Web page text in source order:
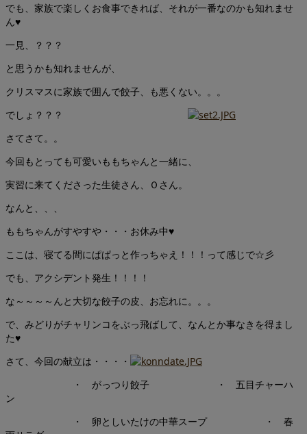
でも、家族で楽しくお食事できれば、それが一番なのかも知れませ
ん♥
一見、？？？
と思うかも知れませんが、
クリスマスに家族で囲んで餃子、も悪くない。。。
でしょ？？？
さてさて。。
今回もとっても可愛いももちゃんと一緒に、
実習に来てくださった生徒さん、Ｏさん。
なんと、、、
ももちゃんがすやすや・・・お休み中♥
ここは、寝てる間にぱぱっと作っちゃえ！！！って感じで☆彡
でも、アクシデント発生！！！！
な～～～～んと大切な餃子の皮、お忘れに。。。
で、みどりがチャリンコをぶっ飛ばして、なんとか事なきを得まし
た♥
さて、今回の献立は・・・・
・ がっつり餃子 ・ 五目チャーハ
ン
・ 卵としいたけの中華スープ ・ 春